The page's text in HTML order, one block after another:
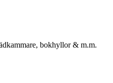
bokhyllor & m.m.